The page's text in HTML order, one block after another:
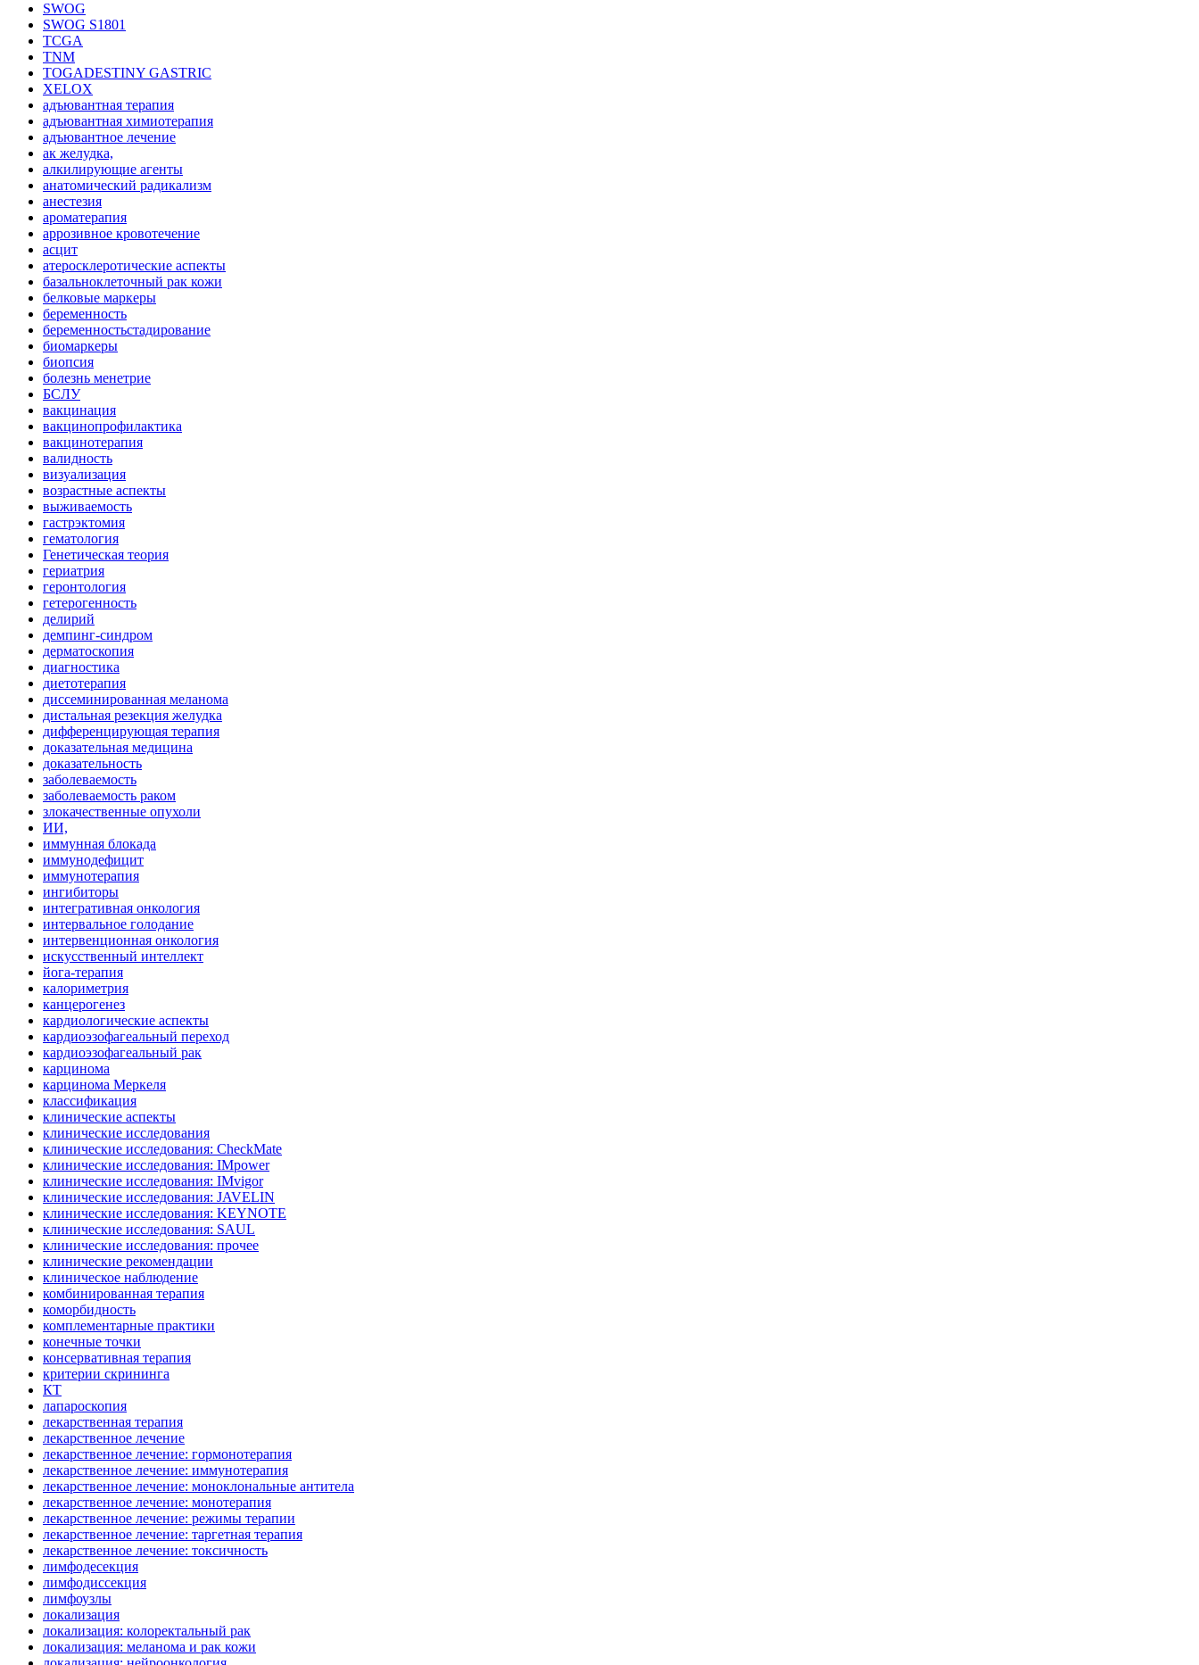
SWOG
SWOG S1801
TCGA
TNM
TOGADESTINY GASTRIC
XELOX
адъювантная терапия
адъювантная химиотерапия
адъювантное лечение
ак желудка,
алкилирующие агенты
анатомический радикализм
анестезия
ароматерапия
аррозивное кровотечение
асцит
атеросклеротические аспекты
базальноклеточный рак кожи
белковые маркеры
беременность
беременностьстадирование
биомаркеры
биопсия
болезнь менетрие
БСЛУ
вакцинация
вакцинопрофилактика
вакцинотерапия
валидность
визуализация
возрастные аспекты
выживаемость
гастрэктомия
гематология
Генетическая теория
гериатрия
геронтология
гетерогенность
делирий
демпинг-синдром
дерматоскопия
диагностика
диетотерапия
диссеминированная меланома
дистальная резекция желудка
дифференцирующая терапия
доказательная медицина
доказательность
заболеваемость
заболеваемость раком
злокачественные опухоли
ИИ,
иммунная блокада
иммунодефицит
иммунотерапия
ингибиторы
интегративная онкология
интервальное голодание
интервенционная онкология
искусственный интеллект
йога-терапия
калориметрия
канцерогенез
кардиологические аспекты
кардиоэзофагеальный переход
кардиоэзофагеальный рак
карцинома
карцинома Меркеля
классификация
клинические аспекты
клинические исследования
клинические исследования: CheckMate
клинические исследования: IMpower
клинические исследования: IMvigor
клинические исследования: JAVELIN
клинические исследования: KEYNOTE
клинические исследования: SAUL
клинические исследования: прочее
клинические рекомендации
клиническое наблюдение
комбинированная терапия
коморбидность
комплементарные практики
конечные точки
консервативная терапия
критерии скрининга
КТ
лапароскопия
лекарственная терапия
лекарственное лечение
лекарственное лечение: гормонотерапия
лекарственное лечение: иммунотерапия
лекарственное лечение: моноклональные антитела
лекарственное лечение: монотерапия
лекарственное лечение: режимы терапии
лекарственное лечение: таргетная терапия
лекарственное лечение: токсичность
лимфодесекция
лимфодиссекция
лимфоузлы
локализация
локализация: колоректальный рак
локализация: меланома и рак кожи